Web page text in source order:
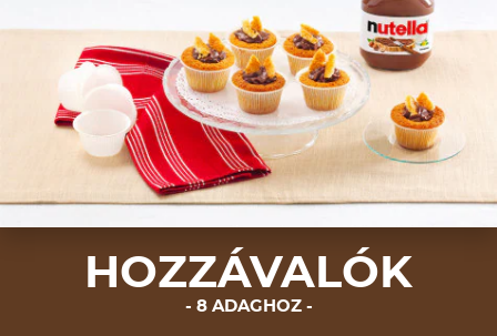
HOZZÁVALÓK
8 ADAGHOZ